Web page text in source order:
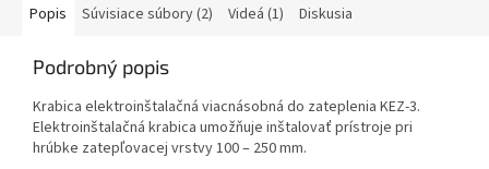
Popis
Súvisiace súbory (2) Videá (1) Diskusia
Podrobný popis
Krabica elektroinštalačná viacnásobná do zateplenia KEZ-3.
Elektroinštalačná krabica umožňuje inštalovať prístroje pri
hrúbke zatepľovacej vrstvy 100 – 250 mm.